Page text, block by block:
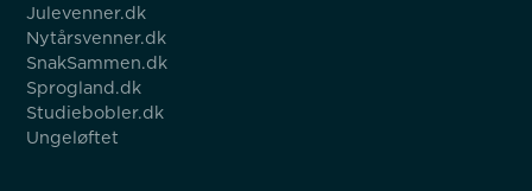
Julevenner.dk
Nytårsvenner.dk
SnakSammen.dk
Sprogland.dk
Studiebobler.dk
Ungeløftet